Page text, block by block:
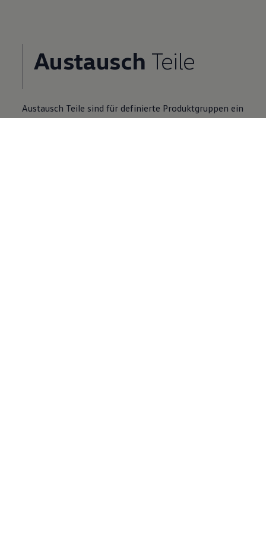
Austausch Teile
Austausch Teile sind für definierte Produktgruppen ein